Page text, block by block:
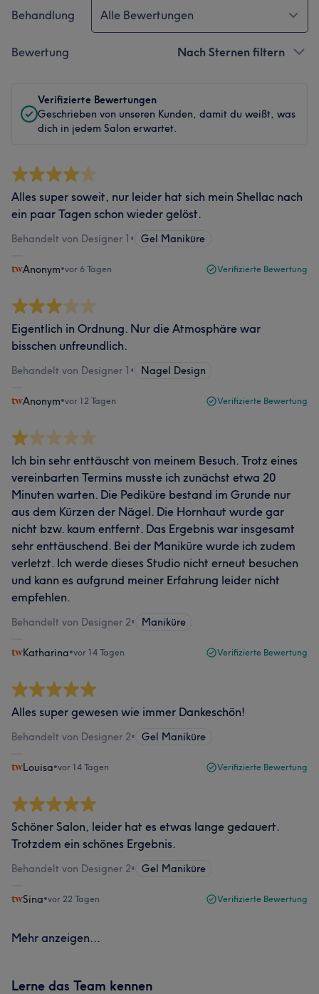
Behandlung Alle Bewertungen
Bewertung Nach Sternen filtern
Verifizierte Bewertungen
Geschrieben von unseren Kunden, damit du weißt, was
dich in jedem Salon erwartet.
Alles super soweit, nur leider hat sich mein Shellac nach
ein paar Tagen schon wieder gelöst.
Behandelt von Designer 1 • Gel Maniküre
Anonym•vor 6 Tagen Verifizierte Bewertung
Eigentlich in Ordnung. Nur die Atmosphäre war
bisschen unfreundlich.
Behandelt von Designer 1 • Nagel Design
Anonym•vor 12 Tagen Verifizierte Bewertung
Ich bin sehr enttäuscht von meinem Besuch. Trotz eines
vereinbarten Termins musste ich zunächst etwa 20
Minuten warten. Die Pediküre bestand im Grunde nur
aus dem Kürzen der Nägel. Die Hornhaut wurde gar
nicht bzw. kaum entfernt. Das Ergebnis war insgesamt
sehr enttäuschend. Bei der Maniküre wurde ich zudem
verletzt. Ich werde dieses Studio nicht erneut besuchen
und kann es aufgrund meiner Erfahrung leider nicht
empfehlen.
Behandelt von Designer 2• Maniküre
Katharina•vor 14 Tagen Verifizierte Bewertung
Alles super gewesen wie immer Dankeschön!
Behandelt von Designer 2• Gel Maniküre
Louisa•vor 14 Tagen Verifizierte Bewertung
Schöner Salon, leider hat es etwas lange gedauert.
Trotzdem ein schönes Ergebnis.
Behandelt von Designer 2• Gel Maniküre
Sina•vor 22 Tagen Verifizierte Bewertung
Mehr anzeigen...
Lerne das Team kennen